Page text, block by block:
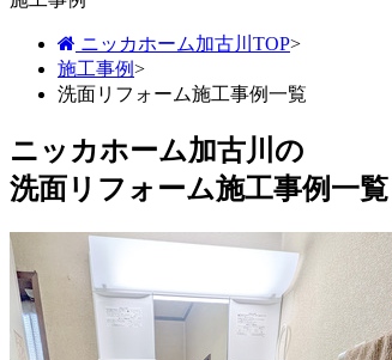
ニッカホーム加古川TOP>
施工事例>
洗面リフォーム施工事例一覧
ニッカホーム加古川の
洗面リフォーム施工事例一覧